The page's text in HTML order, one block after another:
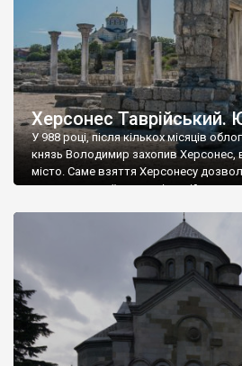
Херсонес
У 988 році, після кількох місяців
князь Володимир захопив Херсонес,
місто. Саме взяття Херсонесу
диктувати свої умови
Херсонесі Володимир-язичник, став
А потім було Хрещення Русі. На